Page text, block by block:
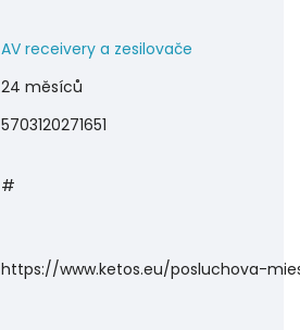
AV receivery a zesilovače
24 měsíců
5703120271651
#
https://www.ketos.eu/posluchova-